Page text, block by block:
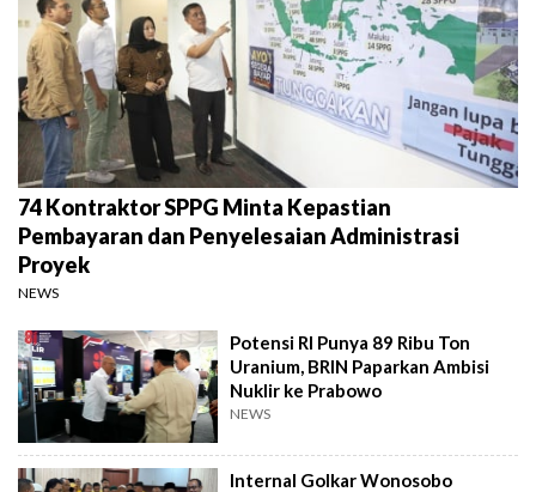
74 Kontraktor SPPG Minta Kepastian
Pembayaran dan Penyelesaian Administrasi
Proyek
NEWS
Potensi RI Punya 89 Ribu Ton
Uranium, BRIN Paparkan Ambisi
Nuklir ke Prabowo
NEWS
Internal Golkar Wonosobo